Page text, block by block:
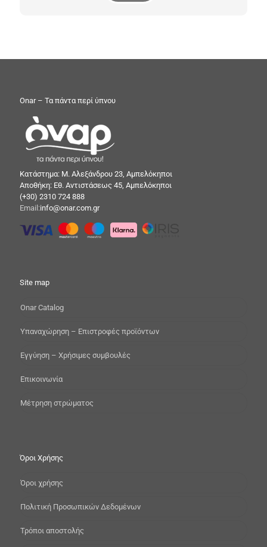
Onar – Τα πάντα περί ύπνου
Κατάστημα: Μ. Αλεξάνδρου 23, Αμπελόκηποι
Αποθήκη: Εθ. Αντιστάσεως 45, Αμπελόκηποι
(+30) 2310 724 888
Email:info@onar.com.gr
Site map
Onar Catalog
Yπαναχώρηση – Επιστροφές προϊόντων
Εγγύηση – Χρήσιμες συμβουλές
Επικοινωνία
Μέτρηση στρώματος
Όροι Χρήσης
Όροι χρήσης
Πολιτική Προσωπικών Δεδομένων
Τρόποι αποστολής